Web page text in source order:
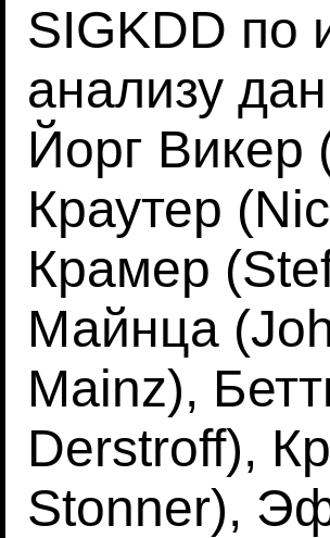
SIGKDD по
анализу
Йорг Викер
Краутер
Крамер
Майнца
Mainz),
Derstroff),
Stonner),